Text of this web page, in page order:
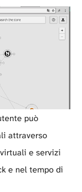
può
attraverso
e servizi
e nel tempo di